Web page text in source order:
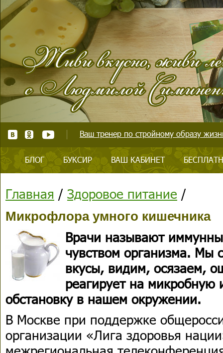
Ваш тренер по стройному образу
БЛОГ БУКСИР ВАШ КАБИНЕТ
Главная / Здоровое питание /
Микрофлора умного кишечника
Врачи называют
чувством организма. Мы
вкусы, видим, осязаем,
реагирует на микробную
обстановку в нашем окружении.
В Москве при поддержке
организации «Лига здоровья